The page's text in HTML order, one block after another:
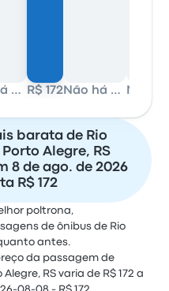
Não há dados R$ 172 Não há dados
barata de Rio
Alegre, RS
8 de ago. de 2026
R$ 172
poltrona,
de ônibus de Rio
antes.
da passagem de
RS varia de R$ 172 a